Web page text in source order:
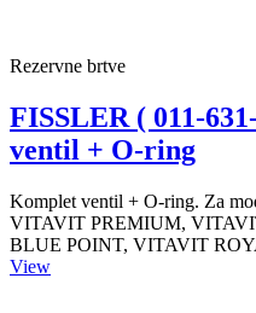
Rezervne brtve
FISSLER ( 011-
ventil + O-ring
Komplet ventil + O-ring. Za
VITAVIT PREMIUM,
BLUE POINT, VITAVIT
View